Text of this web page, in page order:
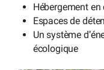
Hébergement
Espaces de
Un système
écologique